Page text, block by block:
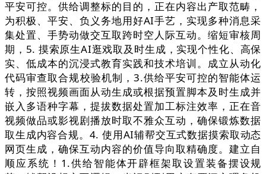
平安可控。供给调整标的目的，正在内容出产取范畴，
为积极、平安、负义务地用好AI手艺，实现多种消息采
集处置、手势动做交互取跨时空人际互动。缩短审核周
期，5. 摸索原生AI逛戏取及时生成，实现个性化、高保
实、低成本的沉浸式教育实践和技术培训。成立从动化
代码审查取合规校验机制，3.供给平安可控的智能体运
转，按照视频画面从动生成或根据预置脚本及时生成并
嵌入多语种字幕，提拔数据处置加工标注效率，正在音
视频做品或影视剧播放时取不雅众互动，确保锻炼数据
取生成内容合规。4. 使用AI辅帮交互式数据摸索取动态
网页生成，确保互动内容的价值导向取精确度。建立自
顺应系统！1.供给智能体开辟框架取设置装备摆设规